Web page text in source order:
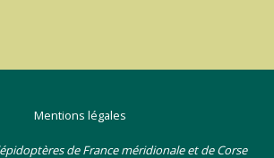
Mentions légales
de France méridionale et de Corse